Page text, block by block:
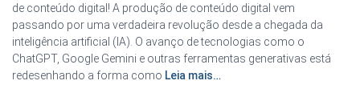
de conteúdo digital! A produção de conteúdo digital vem
passando por uma verdadeira revolução desde a chegada da
inteligência artificial (IA). O avanço de tecnologias como o
ChatGPT, Google Gemini e outras ferramentas generativas está
redesenhando a forma como Leia mais…